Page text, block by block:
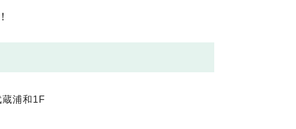
浦和1F